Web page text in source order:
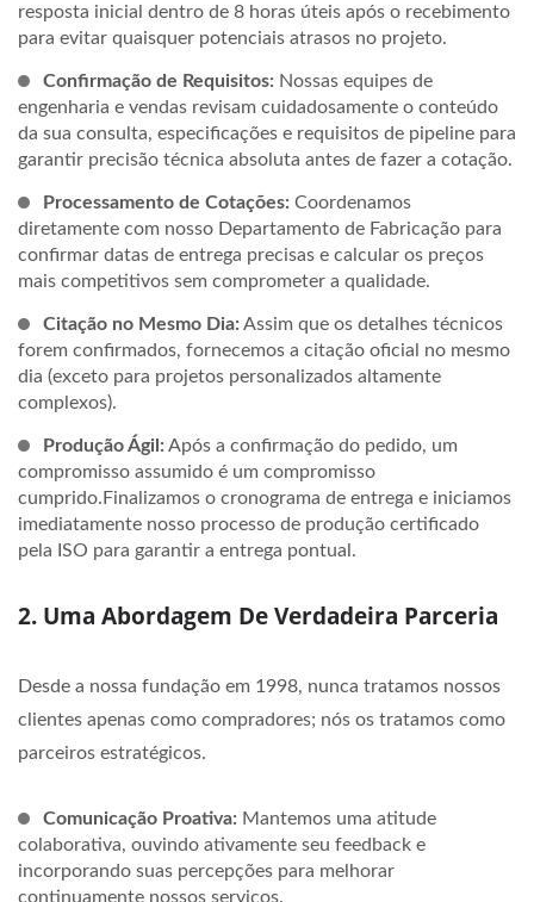
resposta inicial dentro de 8 horas úteis após o recebimento
para evitar quaisquer potenciais atrasos no projeto.
Confirmação de Requisitos: Nossas equipes de
engenharia e vendas revisam cuidadosamente o conteúdo
da sua consulta, especificações e requisitos de pipeline para
garantir precisão técnica absoluta antes de fazer a cotação.
Processamento de Cotações: Coordenamos
diretamente com nosso Departamento de Fabricação para
confirmar datas de entrega precisas e calcular os preços
mais competitivos sem comprometer a qualidade.
Citação no Mesmo Dia: Assim que os detalhes técnicos
forem confirmados, fornecemos a citação oficial no mesmo
dia (exceto para projetos personalizados altamente
complexos).
Produção Ágil: Após a confirmação do pedido, um
compromisso assumido é um compromisso
cumprido.Finalizamos o cronograma de entrega e iniciamos
imediatamente nosso processo de produção certificado
pela ISO para garantir a entrega pontual.
2. Uma Abordagem De Verdadeira Parceria
Desde a nossa fundação em 1998, nunca tratamos nossos
clientes apenas como compradores; nós os tratamos como
parceiros estratégicos.
Comunicação Proativa: Mantemos uma atitude
colaborativa, ouvindo ativamente seu feedback e
incorporando suas percepções para melhorar
continuamente nossos serviços.